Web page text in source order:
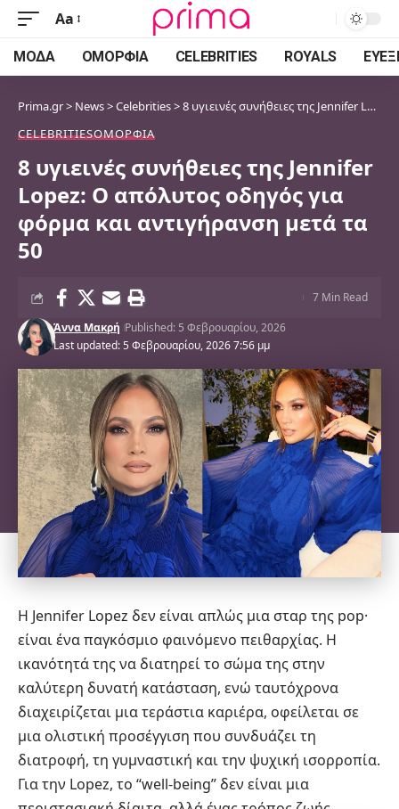
Font
Resizer
Aa
ΜΌΔΑ ΟΜΟΡΦΙΆ CELEBRITIES ROYALS
Prima.gr> News>Celebrities>8 υγιεινές συνήθειες της Jennifer Lopez: Ο απόλυτος οδηγός για φόρμα και αντιγήρανση μετά τα 50
CELEBRITIESΟΜΟΡΦΙΆ
8 υγιεινές συνήθειες της Jennifer
Lopez: Ο απόλυτος οδηγός για
φόρμα και αντιγήρανση μετά τα
50
Last updated: 5 Φεβρουαρίου, 2026 7:56 μμ
Άννα Μακρή Published: 5 Φεβρουαρίου, 2026
7 Min Read
Η Jennifer Lopez δεν είναι απλώς μια σταρ της pop·
είναι ένα παγκόσμιο φαινόμενο πειθαρχίας. Η
ικανότητά της να διατηρεί το σώμα της στην
καλύτερη δυνατή κατάσταση, ενώ ταυτόχρονα
διαχειρίζεται μια τεράστια καριέρα, οφείλεται σε
μια ολιστική προσέγγιση που συνδυάζει τη
διατροφή, τη γυμναστική και την ψυχική ισορροπία.
Για την Lopez, το “well-being” δεν είναι μια